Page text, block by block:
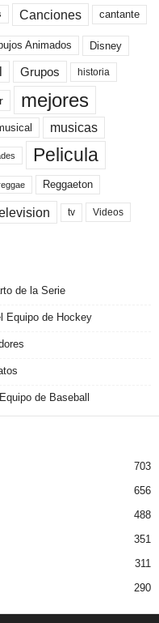
Canciones cantante
Animados Disney
Grupos historia
mejores
musicas
Pelicula
Reggaeton
tv Videos
de la Serie
Equipo de Hockey
de Baseball
703
656
488
351
311
290